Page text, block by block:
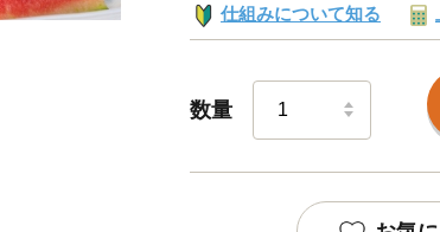
仕組みについて知る
数量